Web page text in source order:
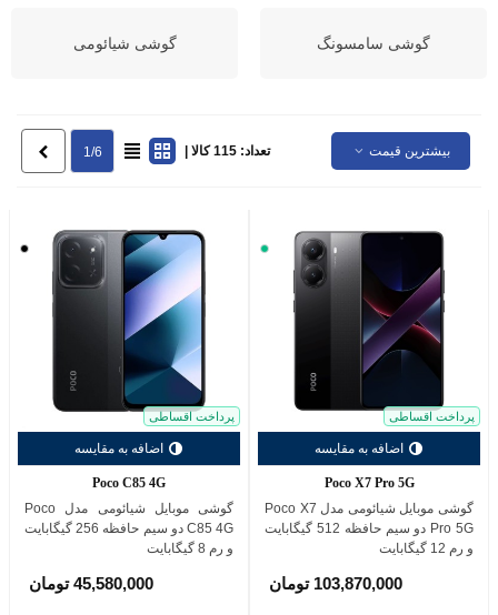
گوشی سامسونگ گوشی شیائومی
بیشترین قیمت تعداد: 115 کالا | 1/6
پرداخت اقساطی
اضافه به مقایسه
سبز
Poco X7 Pro 5G
گوشی موبایل شیائومی مدل Poco X7
Pro 5G دو سیم حافظه 512 گیگابایت
و رم 12 گیگابایت
103,870,000 تومان
پرداخت اقساطی
اضافه به مقایسه
Poco C85 4G
گوشی موبایل شیائومی مدل Poco
C85 4G دو سیم حافظه 256 گیگابایت
و رم 8 گیگابایت
45,580,000 تومان